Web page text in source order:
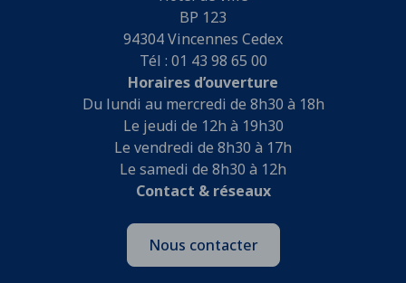
BP 123
94304 Vincennes Cedex
Tél : 01 43 98 65 00
Horaires d’ouverture
Du lundi au mercredi de 8h30 à 18h
Le jeudi de 12h à 19h30
Le vendredi de 8h30 à 17h
Le samedi de 8h30 à 12h
Contact & réseaux
Nous contacter